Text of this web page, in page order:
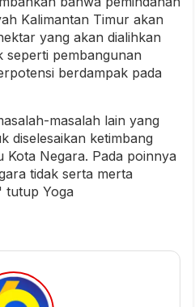
Kalimantan Timur akan
yang akan dialihkan
seperti pembangunan
berdampak pada
masalah lain yang
diselesaikan ketimbang
Kota Negara. Pada poinnya
tidak serta merta
tutup Yoga